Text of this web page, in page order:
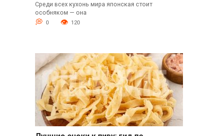
Среди всех кухонь мира японская стоит
особняком — она
0 120